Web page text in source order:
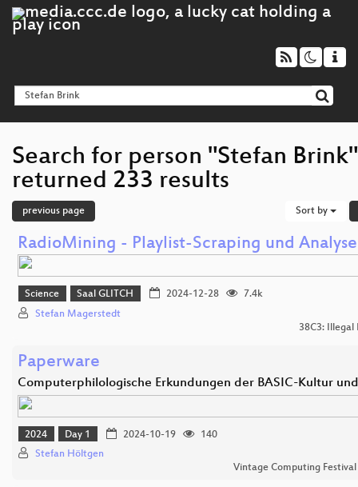
Search for person "Stefan Brink"
returned 233 results
previous page Sort by
RadioMining - Playlist-Scraping und Analyse
Science Saal GLITCH 2024-12-28
7.4k
Stefan Magerstedt
38C3: Illegal
Paperware
Computerphilologische Erkundungen der BASIC-Kultur
2024 Day 1 2024-10-19
140
Stefan Höltgen
Vintage Computing